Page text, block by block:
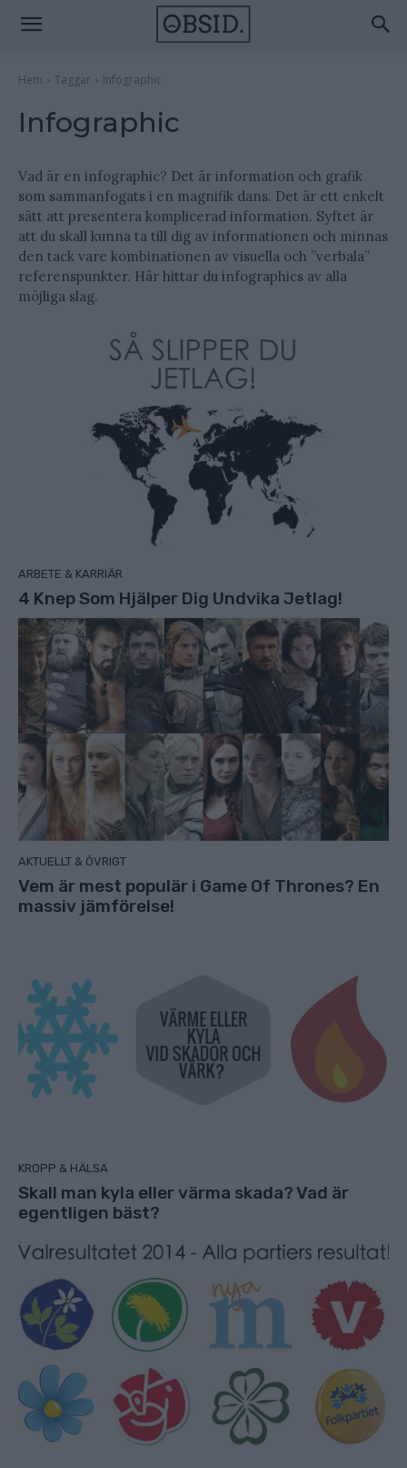
Hem Taggar Infographic
Infographic
Vad är en infographic? Det är information och grafik
som sammanfogats i en magnifik dans. Det är ett enkelt
sätt att presentera komplicerad information. Syftet är
att du skall kunna ta till dig av informationen och minnas
den tack vare kombinationen av visuella och ”verbala”
referenspunkter. Här hittar du infographics av alla
möjliga slag.
ARBETE & KARRIÄR
4 Knep Som Hjälper Dig Undvika Jetlag!
AKTUELLT & ÖVRIGT
Vem är mest populär i Game Of Thrones? En
massiv jämförelse!
KROPP & HÄLSA
Skall man kyla eller värma skada? Vad är
egentligen bäst?